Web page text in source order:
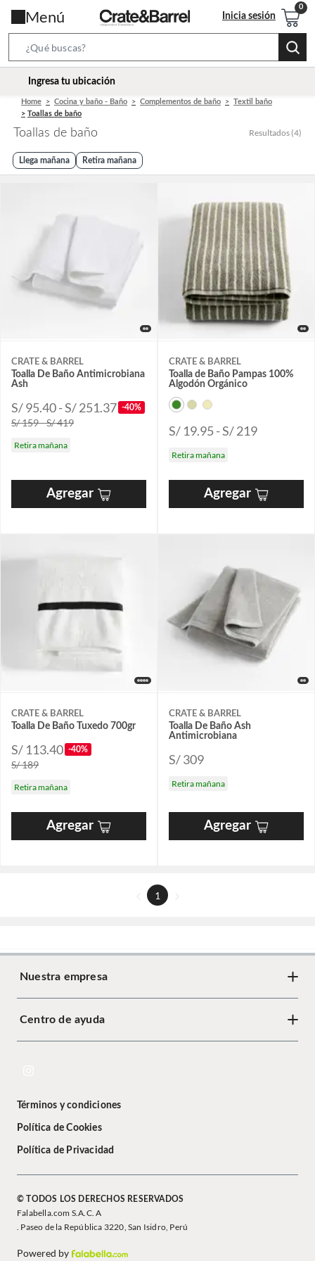
Menú Inicia sesión
Bar
location-
Ingresa tu ubicación
Home Cocina y baño - Baño Complementos de baño
Textil baño
Toallas de baño
Toallas de baño Resultados (4)
Llega mañana Retira mañana
CRATE & BARREL
Toalla De Baño Antimicrobiana
Ash
S/ 95.40 - S/ 251.37 -40%
S/ 159 - S/ 419
Retira mañana
Agregar
CRATE & BARREL
Toalla de Baño Pampas 100%
Algodón Orgánico
S/ 19.95 - S/ 219
Retira mañana
Agregar
CRATE & BARREL
Toalla De Baño Tuxedo 700gr
S/ 113.40 -40%
S/ 189
Retira mañana
Agregar
CRATE & BARREL
Toalla De Baño Ash
Antimicrobiana
S/ 309
Retira mañana
Agregar
1
Nuestra empresa
Centro de ayuda
Términos y condiciones
Política de Cookies
Política de Privacidad
© TODOS LOS DERECHOS RESERVADOS
Falabella.com S.A.C. A
. Paseo de la República 3220, San Isidro, Perú
Powered by